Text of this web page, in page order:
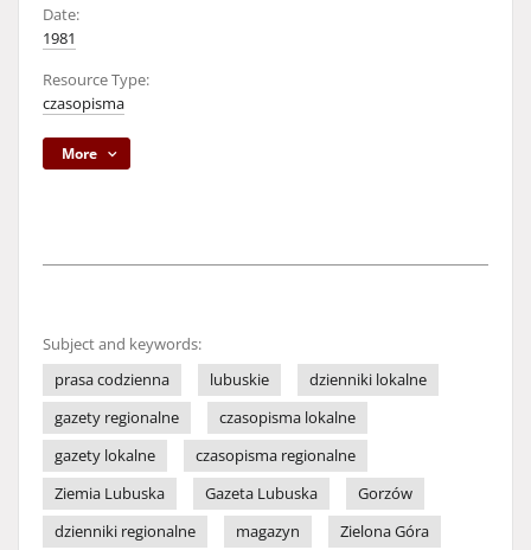
Date:
1981
Resource Type:
czasopisma
More
Subject and keywords:
prasa codzienna
lubuskie
dzienniki lokalne
gazety regionalne
czasopisma lokalne
gazety lokalne
czasopisma regionalne
Ziemia Lubuska
Gazeta Lubuska
Gorzów
dzienniki regionalne
magazyn Zielona Góra